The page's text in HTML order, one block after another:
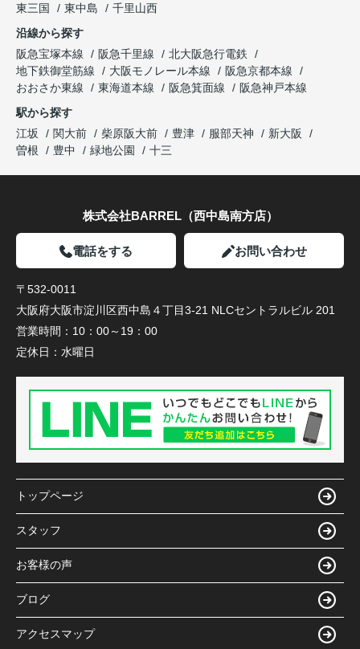
東三国
東中島
千里山西
沿線から探す
阪急宝塚本線
阪急千里線
北大阪急行電鉄
地下鉄御堂筋線
大阪モノレール本線
阪急京都本線
おおさか東線
東海道本線 阪急箕面線
阪急神戸本線
駅から探す
江坂
関大前 柴原阪大前 豊津 服部天神
新大阪
曽根
豊中 緑地公園 十三
株式会社BARREL（西中島南方店）
電話をする お問い合わせ
〒532-0011
大阪府大阪市淀川区西中島４丁目3-21 NLCセントラルビル 201
営業時間： 10：00～19：00
定休日： 水曜日
トップページ
スタッフ
お客様の声
ブログ
アクセスマップ